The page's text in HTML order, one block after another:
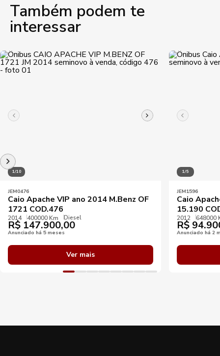
Também podem te
interessar
1/10
JEM0476
Caio Apache VIP ano 2014 M.Benz OF
1721 COD.476
2014 400000 Km Diesel
R$ 147.900,00
Anunciado há 5 meses
Ver mais
1/5
JEM1596
Caio
15.190
2012 648000
R$
Anunciado há 2